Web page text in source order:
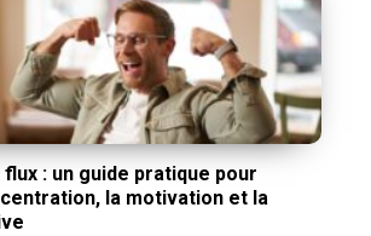
: un guide pratique pour
la motivation et la